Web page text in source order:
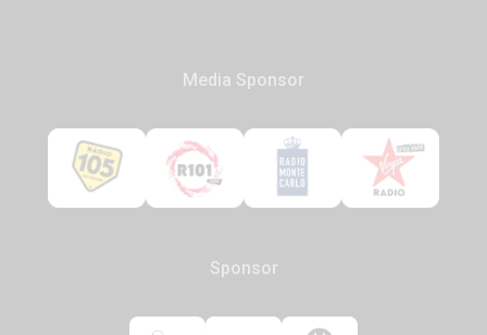
Media Sponsor
Sponsor